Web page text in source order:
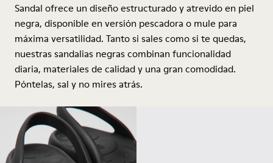
Sandal ofrece un diseño estructurado y atrevido en piel
negra, disponible en versión pescadora o mule para
máxima versatilidad. Tanto si sales como si te quedas,
nuestras sandalias negras combinan funcionalidad
diaria, materiales de calidad y una gran comodidad.
Póntelas, sal y no mires atrás.